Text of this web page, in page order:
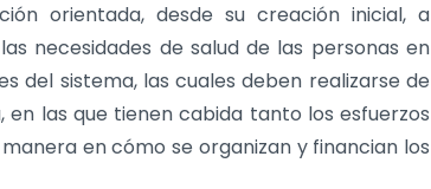
orientada, desde su creación inicial, a
necesidades de salud de las personas en
del sistema, las cuales deben realizarse de
las que tienen cabida tanto los esfuerzos
en cómo se organizan y financian los